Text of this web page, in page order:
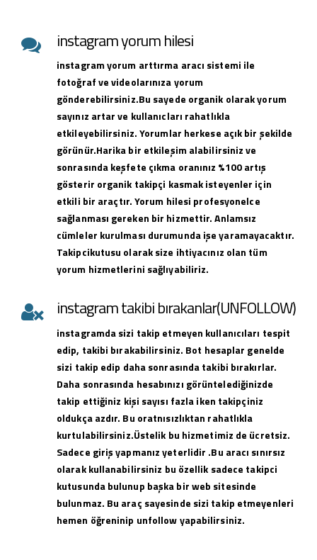
instagram yorum hilesi
instagram yorum arttırma aracı sistemi ile
fotoğraf ve videolarınıza yorum
gönderebilirsiniz.Bu sayede organik olarak yorum
sayınız artar ve kullanıcları rahatlıkla
etkileyebilirsiniz. Yorumlar herkese açık bir şekilde
görünür.Harika bir etkileşim alabilirsiniz ve
sonrasında keşfete çıkma oranınız %100 artış
gösterir organik takipçi kasmak isteyenler için
etkili bir araçtır. Yorum hilesi profesyonelce
sağlanması gereken bir hizmettir. Anlamsız
cümleler kurulması durumunda işe yaramayacaktır.
Takipcikutusu olarak size ihtiyacınız olan tüm
yorum hizmetlerini sağlıyabiliriz.
instagram takibi bırakanlar(UNFOLLOW)
instagramda sizi takip etmeyen kullanıcıları tespit
edip, takibi bırakabilirsiniz. Bot hesaplar genelde
sizi takip edip daha sonrasında takibi bırakırlar.
Daha sonrasında hesabınızı görüntelediğinizde
takip ettiğiniz kişi sayısı fazla iken takipçiniz
oldukça azdır. Bu oratnısızlıktan rahatlıkla
kurtulabilirsiniz.Üstelik bu hizmetimiz de ücretsiz.
Sadece giriş yapmanız yeterlidir .Bu aracı sınırsız
olarak kullanabilirsiniz bu özellik sadece takipci
kutusunda bulunup başka bir web sitesinde
bulunmaz. Bu araç sayesinde sizi takip etmeyenleri
hemen öğreninip unfollow yapabilirsiniz.